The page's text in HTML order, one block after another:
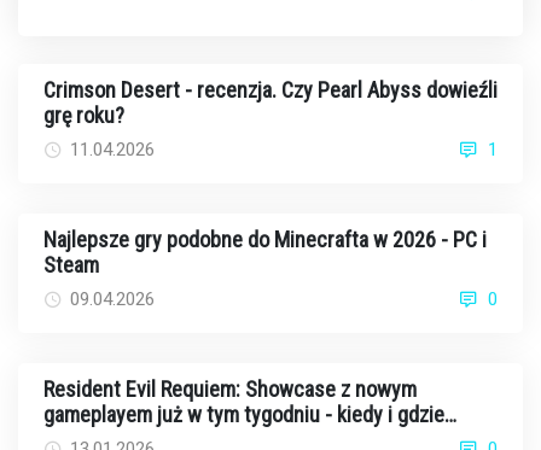
Crimson Desert - recenzja. Czy Pearl Abyss dowieźli
grę roku?
11.04.2026 1
Najlepsze gry podobne do Minecrafta w 2026 - PC i
Steam
09.04.2026 0
Resident Evil Requiem: Showcase z nowym
gameplayem już w tym tygodniu - kiedy i gdzie
oglądać?